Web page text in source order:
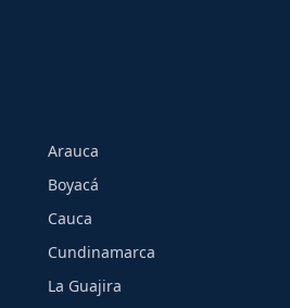
Arauca
Boyacá
Cauca
Cundinamarca
La Guajira